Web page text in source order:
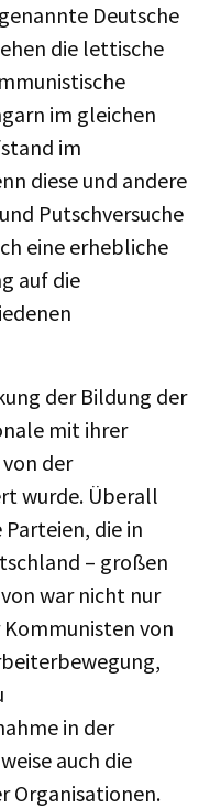
Deutsche
die lettische
im gleichen
im
diese und andere
Putschversuche
eine erhebliche
auf die
der Bildung der
mit ihrer
der
wurde. Überall
die in
– großen
war nicht nur
von
in der
auch die
Organisationen.